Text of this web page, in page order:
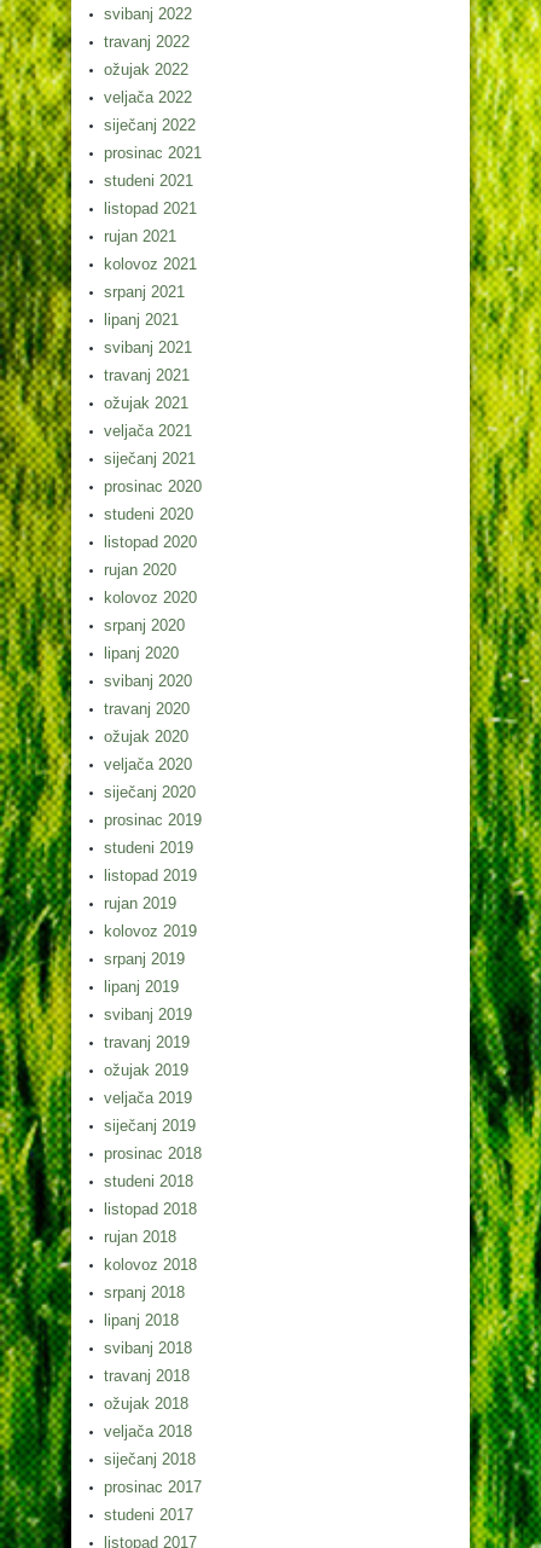
svibanj 2022
travanj 2022
ožujak 2022
veljača 2022
siječanj 2022
prosinac 2021
studeni 2021
listopad 2021
rujan 2021
kolovoz 2021
srpanj 2021
lipanj 2021
svibanj 2021
travanj 2021
ožujak 2021
veljača 2021
siječanj 2021
prosinac 2020
studeni 2020
listopad 2020
rujan 2020
kolovoz 2020
srpanj 2020
lipanj 2020
svibanj 2020
travanj 2020
ožujak 2020
veljača 2020
siječanj 2020
prosinac 2019
studeni 2019
listopad 2019
rujan 2019
kolovoz 2019
srpanj 2019
lipanj 2019
svibanj 2019
travanj 2019
ožujak 2019
veljača 2019
siječanj 2019
prosinac 2018
studeni 2018
listopad 2018
rujan 2018
kolovoz 2018
srpanj 2018
lipanj 2018
svibanj 2018
travanj 2018
ožujak 2018
veljača 2018
siječanj 2018
prosinac 2017
studeni 2017
listopad 2017